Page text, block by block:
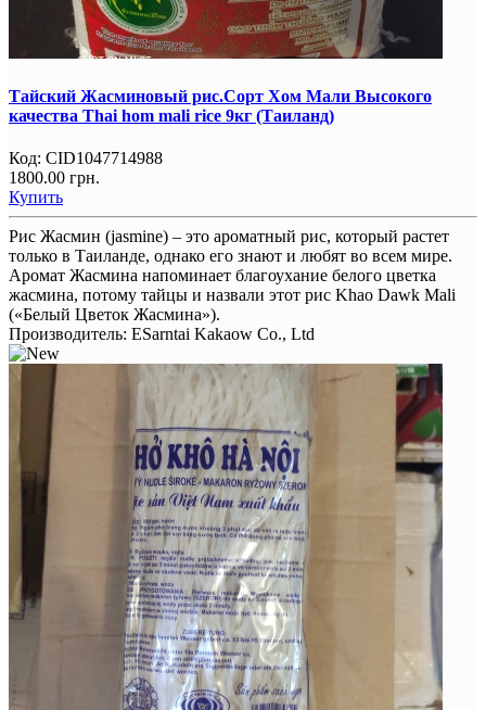
Тайский Жасминовый рис.Сорт Хом Мали Высокого
качества Thai hom mali rice 9кг (Таиланд)
Код: CID1047714988
1800.00 грн.
Купить
Рис Жасмин (jasmine) – это ароматный рис, который растет
только в Таиланде, однако его знают и любят во всем мире.
Аромат Жасмина напоминает благоухание белого цветка
жасмина, потому тайцы и назвали этот рис Khao Dawk Mali
(«Белый Цветок Жасмина»).
Производитель: ESarntai Kakaow Co., Ltd